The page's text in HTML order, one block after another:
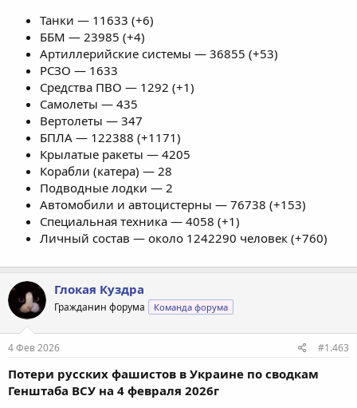
Танки — 11633 (+6)
ББМ — 23985 (+4)
Артиллерийские системы — 36855 (+53)
РСЗО — 1633
Средства ПВО — 1292 (+1)
Самолеты — 435
Вертолеты — 347
БПЛА — 122388 (+1171)
Крылатые ракеты — 4205
Корабли (катера) — 28
Подводные лодки — 2
Автомобили и автоцистерны — 76738 (+153)
Специальная техника — 4058 (+1)
Личный состав — около 1242290 человек (+760)
Глокая Куздра
Гражданин форума Команда форума
4 Фев 2026 #1.463
Потери русских фашистов в Украине по сводкам
Генштаба ВСУ на 4 февраля 2026г